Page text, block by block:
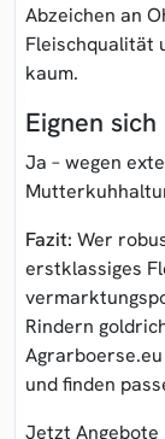
Abzeichen an
Fleischqualität
kaum.
Eignen
Ja – wegen
Fazit: Wer
erstklassiges
Rindern
und finden
Jetzt